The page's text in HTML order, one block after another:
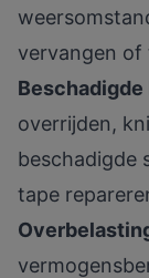
vervangen of
Beschadigde
overrijden,
beschadigde
tape